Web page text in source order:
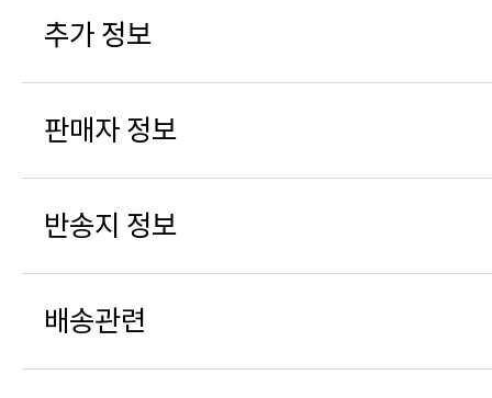
추가 정보
판매자 정보
반송지 정보
배송관련